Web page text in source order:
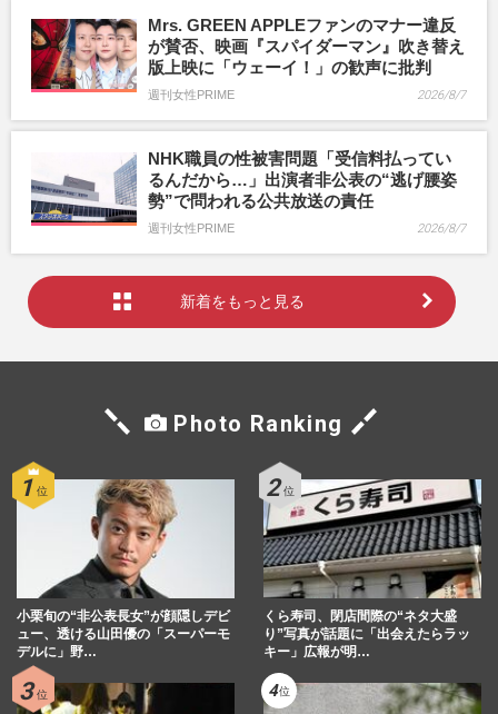
Mrs. GREEN APPLEファンのマナー違反
が賛否、映画『スパイダーマン』吹き替え
版上映に「ウェーイ！」の歓声に批判
週刊女性PRIME 2026/8/7
NHK職員の性被害問題「受信料払ってい
るんだから…」出演者非公表の“逃げ腰姿
勢”で問われる公共放送の責任
週刊女性PRIME 2026/8/7
新着をもっと見る
Photo Ranking
小栗旬の“非公表長女”が顔隠しデビ
ュー、透ける山田優の「スーパーモ
デルに」野…
くら寿司、閉店間際の“ネタ大盛
り”写真が話題に「出会えたらラッ
キー」広報が明…